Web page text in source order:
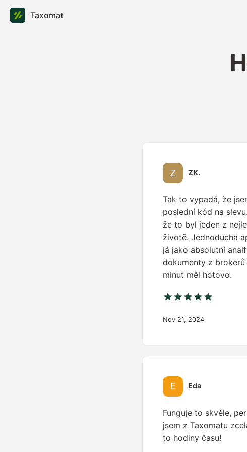
Taxomat
ZK.
Tak to vypadá, že
poslední kód na
že to byl jeden z
životě. Jednoduchá
já jako absolutní
dokumenty z brokerů
minut měl hotovo.
Nov 21, 2024
Eda
Funguje to skvěle,
jsem z Taxomatu
to hodiny času!